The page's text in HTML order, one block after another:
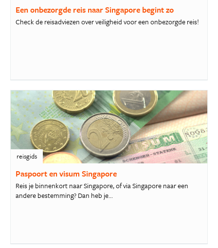
Een onbezorgde reis naar Singapore begint zo
Check de reisadviezen over veiligheid voor een onbezorgde reis!
reisgids
Paspoort en visum Singapore
Reis je binnenkort naar Singapore, of via Singapore naar een
andere bestemming? Dan heb je...